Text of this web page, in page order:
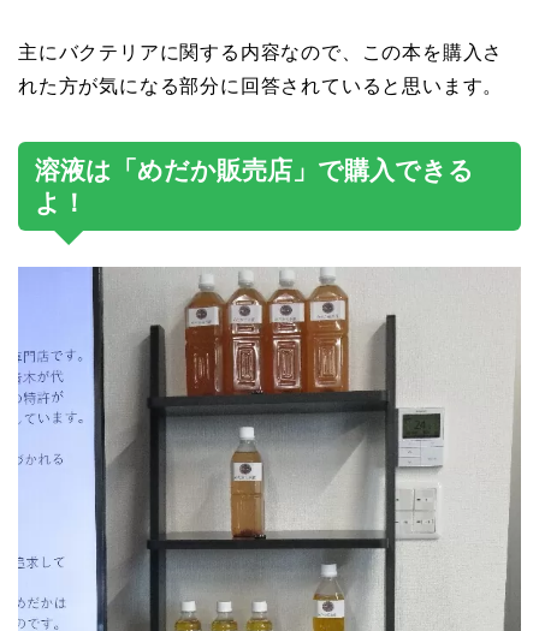
主にバクテリアに関する内容なので、この本を購入さ
れた方が気になる部分に回答されていると思います。
溶液は「めだか販売店」で購入できる
よ！